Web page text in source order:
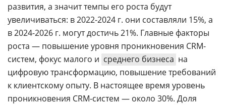
развития, а значит темпы его роста будут
увеличиваться: в 2022-2024 г. они составляли 15%, а
в 2024-2026 г. могут достичь 21%. Главные факторы
роста — повышение уровня проникновения CRM-
систем, фокус малого и среднего бизнеса на
цифровую трансформацию, повышение требований
к клиентскому опыту. В настоящее время уровень
проникновения CRM-систем — около 30%. Доля